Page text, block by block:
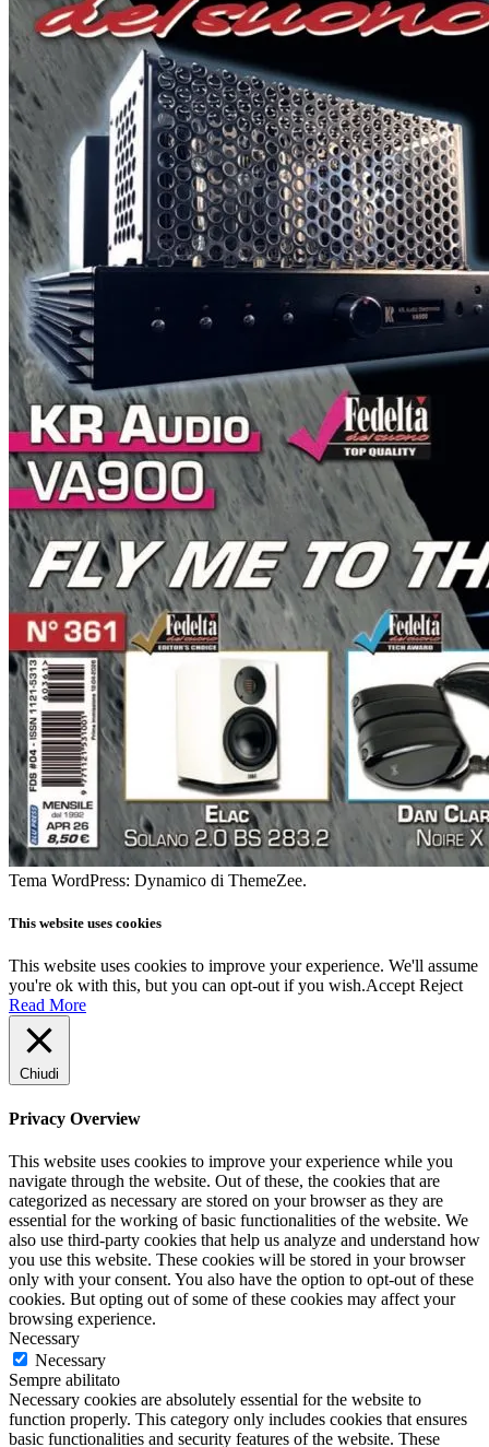
Tema WordPress: Dynamico di ThemeZee.
This website uses cookies
This website uses cookies to improve your experience. We'll assume
you're ok with this, but you can opt-out if you wish.Accept Reject
Read More
Chiudi
Privacy Overview
This website uses cookies to improve your experience while you
navigate through the website. Out of these, the cookies that are
categorized as necessary are stored on your browser as they are
essential for the working of basic functionalities of the website. We
also use third-party cookies that help us analyze and understand how
you use this website. These cookies will be stored in your browser
only with your consent. You also have the option to opt-out of these
cookies. But opting out of some of these cookies may affect your
browsing experience.
Necessary
Necessary
Sempre abilitato
Necessary cookies are absolutely essential for the website to
function properly. This category only includes cookies that ensures
basic functionalities and security features of the website. These